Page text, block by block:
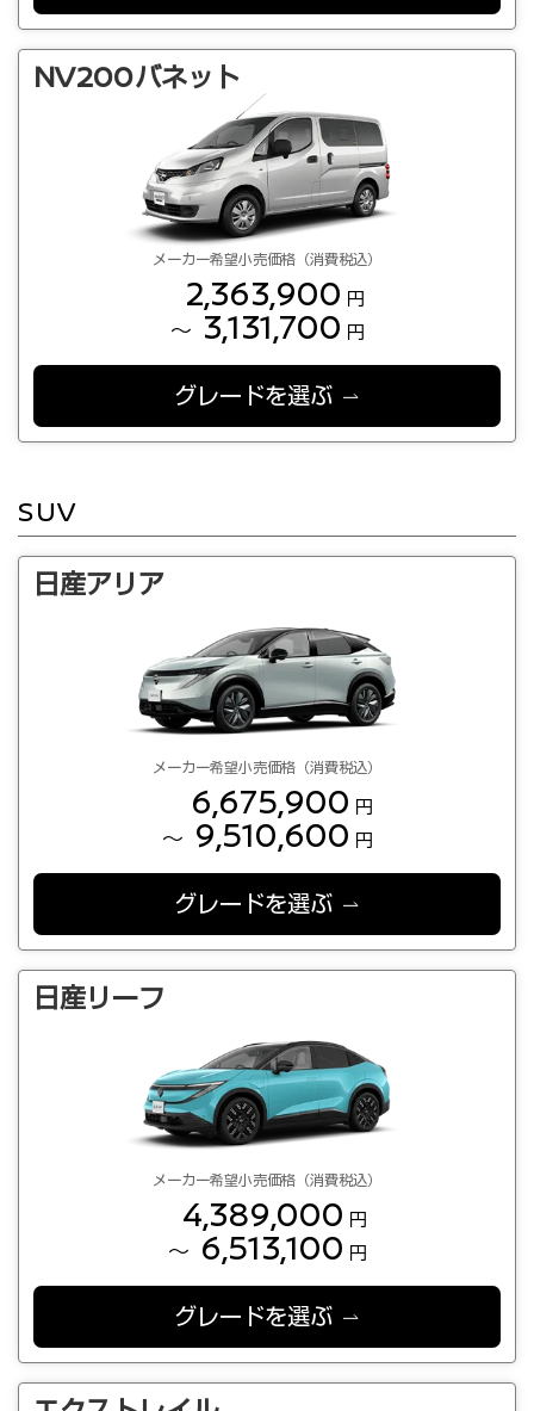
NV200バネット
メーカー希望小売価格（消費税込）
2,363,900 円
～ 3,131,700 円
グレードを選ぶ
SUV
日産アリア
メーカー希望小売価格（消費税込）
6,675,900 円
～ 9,510,600 円
グレードを選ぶ
日産リーフ
メーカー希望小売価格（消費税込）
4,389,000 円
～ 6,513,100 円
グレードを選ぶ